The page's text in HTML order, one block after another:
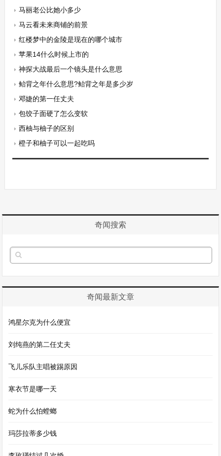
马丽老公比她小多少
马云看未来商铺的前景
红楼梦中的金陵是现在的哪个城市
苹果14什么时候上市的
神探大战最后一个镜头是什么意思
鲐背之年什么意思?鲐背之年是多少岁
邓婕的第一任丈夫
包饺子面硬了怎么变软
西柚与柚子的区别
橙子和柚子可以一起吃吗
奇闻搜索
奇闻最新文章
鸿星尔克为什么便宜
刘纯燕的第二任丈夫
飞儿乐队主唱被踢原因
寒衣节是哪一天
蛇为什么怕螳螂
玛莎拉蒂多少钱